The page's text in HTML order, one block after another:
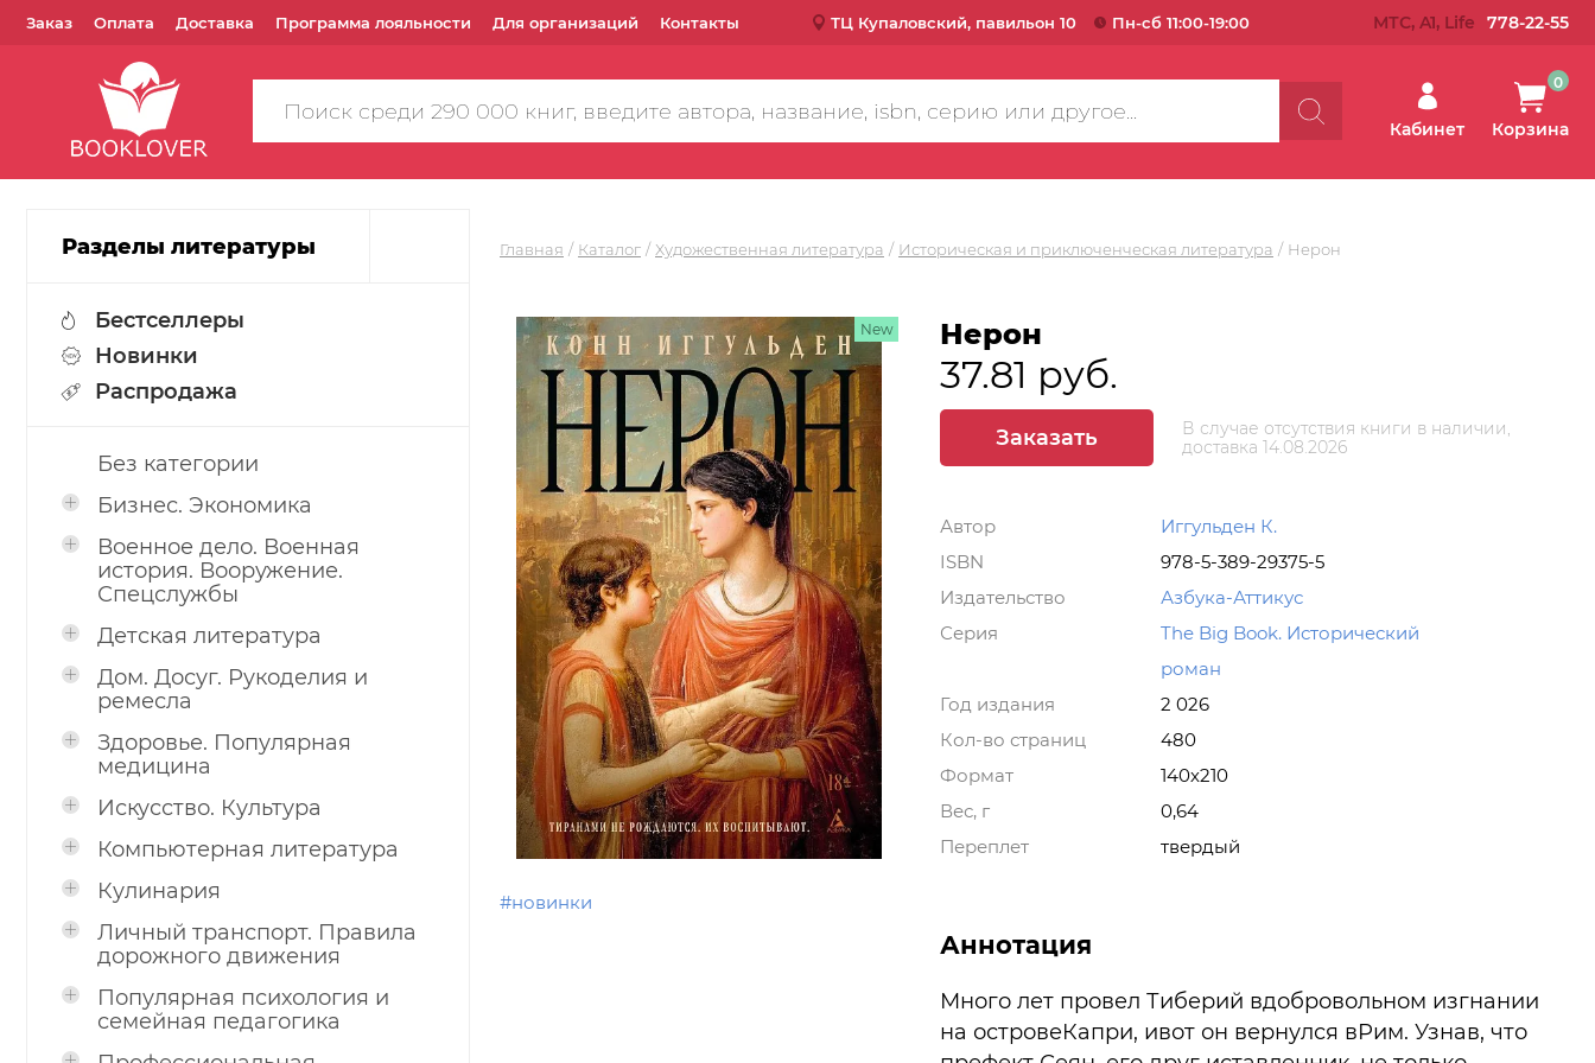
Заказ Оплата Доставка Программа лояльности Для организаций Контакты ТЦ Купаловский, павильон 10 Пн-сб 11:00-19:00 МТС, A1, Life 778-22-55
Поиск
по
Кабинет Корзина
0
Разделы литературы
Бестселлеры
Новинки
Распродажа
Без категории
Бизнес. Экономика
Военное дело. Военная
история. Вооружение.
Спецслужбы
Детская литература
Дом. Досуг. Рукоделия и
ремесла
Здоровье. Популярная
медицина
Искусство. Культура
Компьютерная литература
Кулинария
Личный транспорт. Правила
дорожного движения
Популярная психология и
семейная педагогика
Главная Каталог Художественная литература Историческая и приключенческая литература Нерон
New
#новинки
Нерон
37.81 руб.
Заказать
В случае отсутствия книги в наличии,
доставка 14.08.2026
Автор
Иггульден К.
ISBN
978-5-389-29375-5
Издательство
Азбука-Аттикус
Серия
The Big Book. Исторический
роман
Год издания
2 026
Кол-во страниц
480
Формат
140х210
Вес, г
0,64
Переплет
твердый
Аннотация
Много лет провел Тиберий вдобровольном изгнании
на островеКапри, ивот он вернулся вРим. Узнав, что